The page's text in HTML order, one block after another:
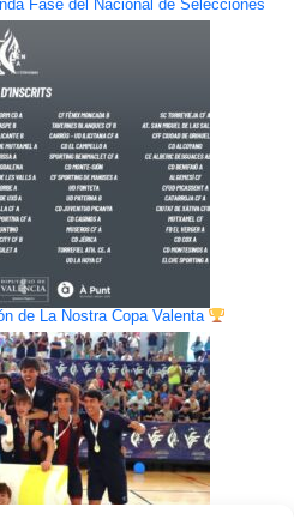
Fase del Nacional de Selecciones
de La Nostra Copa Valenta